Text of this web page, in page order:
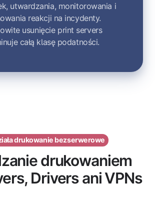
utwardzania, monitorowania i
reakcji na incydenty.
usunięcie print servers
całą klasę podatności.
drukowanie bezserwerowe
drukowaniem
Drivers ani VPNs